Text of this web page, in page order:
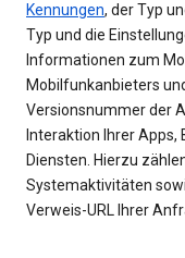
Kennungen, der Typ
Typ und die
Informationen zum
Mobilfunkanbieters
Versionsnummer der
Interaktion Ihrer Apps,
Diensten. Hierzu
Systemaktivitäten
Verweis-URL Ihrer